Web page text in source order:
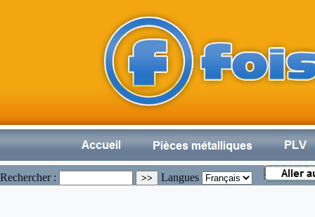
Rechercher : Langues